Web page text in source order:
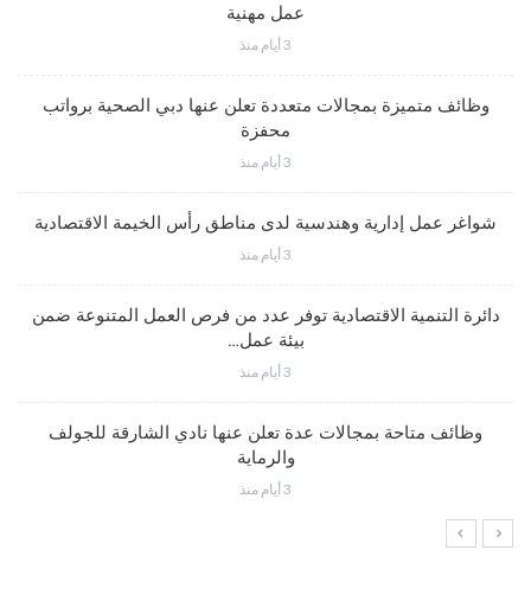
عمل مهنية
3 أيام منذ
وظائف متميزة بمجالات متعددة تعلن عنها دبي الصحية برواتب
محفزة
3 أيام منذ
شواغر عمل إدارية وهندسية لدى مناطق رأس الخيمة الاقتصادية
3 أيام منذ
دائرة التنمية الاقتصادية توفر عدد من فرص العمل المتنوعة ضمن
بيئة عمل…
3 أيام منذ
وظائف متاحة بمجالات عدة تعلن عنها نادي الشارقة للجولف
والرماية
3 أيام منذ